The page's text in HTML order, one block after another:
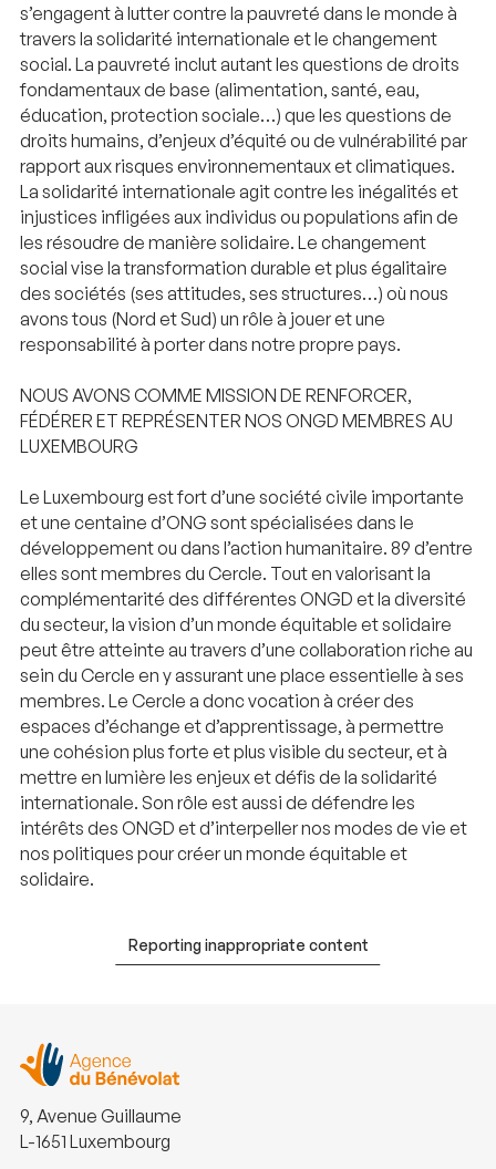
s’engagent à lutter contre la pauvreté dans le monde à
travers la solidarité internationale et le changement
social. La pauvreté inclut autant les questions de droits
fondamentaux de base (alimentation, santé, eau,
éducation, protection sociale…) que les questions de
droits humains, d’enjeux d’équité ou de vulnérabilité par
rapport aux risques environnementaux et climatiques.
La solidarité internationale agit contre les inégalités et
injustices infligées aux individus ou populations afin de
les résoudre de manière solidaire. Le changement
social vise la transformation durable et plus égalitaire
des sociétés (ses attitudes, ses structures…) où nous
avons tous (Nord et Sud) un rôle à jouer et une
responsabilité à porter dans notre propre pays.
NOUS AVONS COMME MISSION DE RENFORCER,
FÉDÉRER ET REPRÉSENTER NOS ONGD MEMBRES AU
LUXEMBOURG
Le Luxembourg est fort d’une société civile importante
et une centaine d’ONG sont spécialisées dans le
développement ou dans l’action humanitaire. 89 d’entre
elles sont membres du Cercle. Tout en valorisant la
complémentarité des différentes ONGD et la diversité
du secteur, la vision d’un monde équitable et solidaire
peut être atteinte au travers d’une collaboration riche au
sein du Cercle en y assurant une place essentielle à ses
membres. Le Cercle a donc vocation à créer des
espaces d’échange et d’apprentissage, à permettre
une cohésion plus forte et plus visible du secteur, et à
mettre en lumière les enjeux et défis de la solidarité
internationale. Son rôle est aussi de défendre les
intérêts des ONGD et d’interpeller nos modes de vie et
nos politiques pour créer un monde équitable et
solidaire.
Reporting inappropriate content
9, Avenue Guillaume
L-1651 Luxembourg